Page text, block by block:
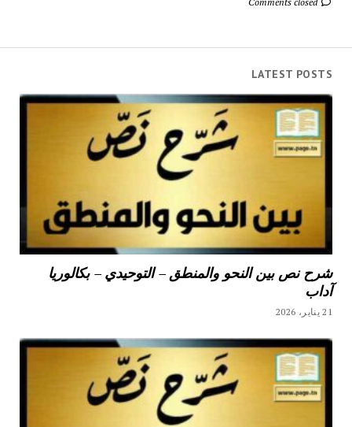
LATEST POSTS
شرح نص بين النحو والمنطق – التوحيدي – بكالوريا
آداب
21 يناير، 2026